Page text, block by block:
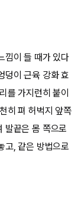
낌이 들 때가 있다
덩이 근육 강화 효
를 가지런히 붙이
히 펴 허벅지 앞쪽
발끝은 몸 쪽으로
고, 같은 방법으로